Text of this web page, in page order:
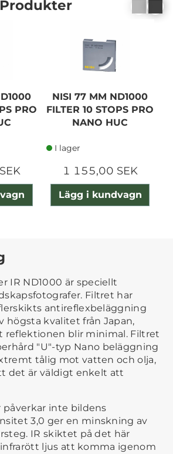
PRO
NISI 77 MM ND1000
FILTER 10 STOPS PRO
NANO HUC
I lager
1 155,00 SEK
Lägg i kundvagn
IR ND1000 är speciellt
Filtret har
antireflexbeläggning
högsta kvalitet från Japan,
reflektionen blir minimal. Filtret
"U"-typ Nano beläggning
tålig mot vatten och olja,
det är väldigt enkelt att
påverkar inte bildens
3,0 ger en minskning av
IR skiktet på det här
ljus att komma igenom